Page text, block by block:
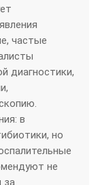
частые
диагностики,
в
но
не
за